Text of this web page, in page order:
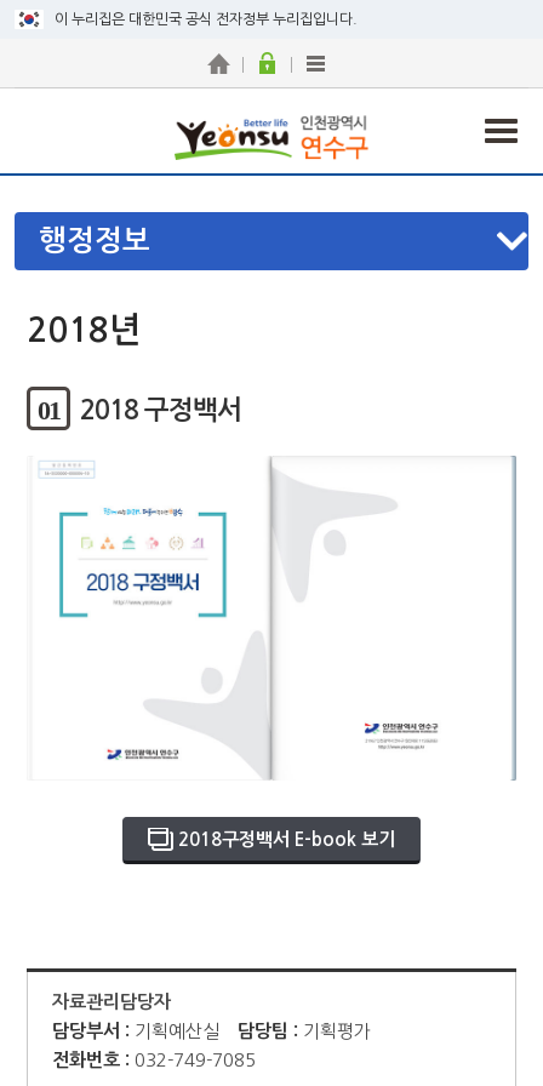
이 누리집은 대한민국 공식 전자정부 누리집입니다.
행정정보
2018년
01 2018 구정백서
2018구정백서 E-book 보기
자료관리담당자
담당부서 : 기획예산실 담당팀 : 기획평가
전화번호 : 032-749-7085